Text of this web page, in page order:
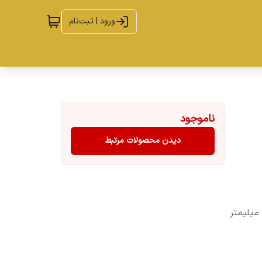
ورود | ثبت‌نام
آهن ربای نئودیمیوم مکعبی به طول ۱۵ میلیمتر و عرض ۷ میلیمتر
ناموجود
دیدن محصولات مرتبط